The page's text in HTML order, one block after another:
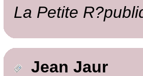
La Petite
Jean Jaur